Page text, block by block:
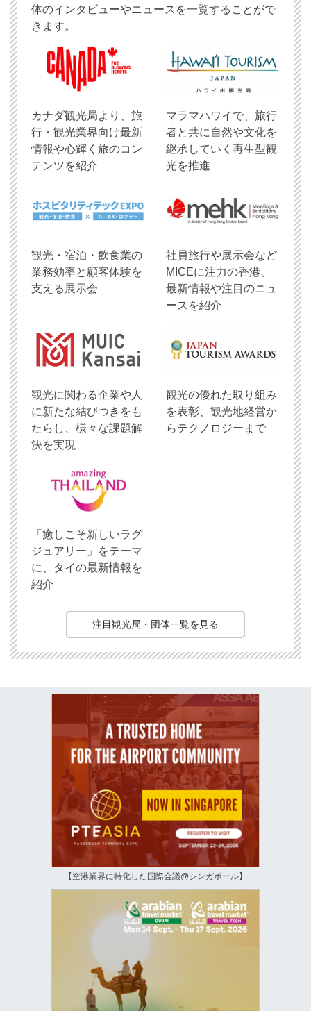
体のインタビューやニュースを一覧することがで
きます。
​カナダ観光局より、旅
行・観光業界向け最新
情報や心輝く旅のコン
テンツを紹介
マラマハワイで、旅行
者と共に自然や文化を
継承していく再生型観
光を推進
観光・宿泊・飲食業の
業務効率と顧客体験を
支える展示会
社員旅行や展示会など
MICEに注力の香港、
最新情報や注目のニュ
ースを紹介
観光に関わる企業や人
に新たな結びつきをも
たらし、様々な課題解
決を実現
観光の優れた取り組み
を表彰、観光地経営か
らテクノロジーまで
「癒しこそ新しいラグ
ジュアリー」をテーマ
に、タイの最新情報を
紹介
注目観光局・団体一覧を見る
【空港業界に特化した国際会議@シンガポール】